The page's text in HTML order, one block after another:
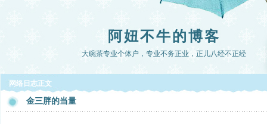
阿妞不牛的博客
大碗茶专业个体户，专业不务正业，正儿八经不正经
网络日志正文
金三胖的当量